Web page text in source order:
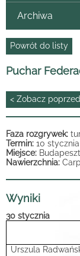
Archiwa
Powrót do listy
Puchar
< Zobacz
Faza rozgrywek:
Termin: 10
Miejsce:
Nawierzchnia:
Wyniki
30 stycznia
Urszula